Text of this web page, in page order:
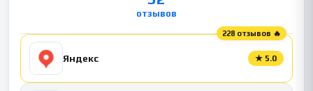
отзывов
228 отзывов 🔥
Яндекс ★ 5.0